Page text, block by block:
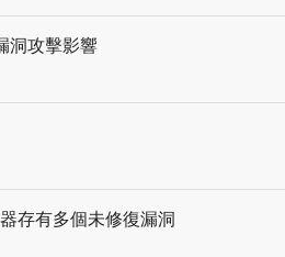
洞攻擊影響
存有多個未修復漏洞